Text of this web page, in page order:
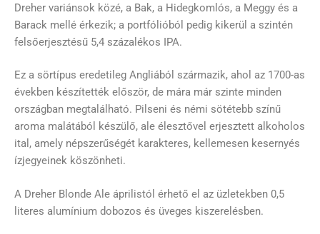
Dreher variánsok közé, a Bak, a Hidegkomlós, a Meggy és a
Barack mellé érkezik; a portfólióból pedig kikerül a szintén
felsőerjesztésű 5,4 százalékos IPA.
Ez a sörtípus eredetileg Angliából származik, ahol az 1700-as
években készítették először, de mára már szinte minden
országban megtalálható. Pilseni és némi sötétebb színű
aroma malátából készülő, ale élesztővel erjesztett alkoholos
ital, amely népszerűségét karakteres, kellemesen kesernyés
ízjegyeinek köszönheti.
A Dreher Blonde Ale áprilistól érhető el az üzletekben 0,5
literes alumínium dobozos és üveges kiszerelésben.